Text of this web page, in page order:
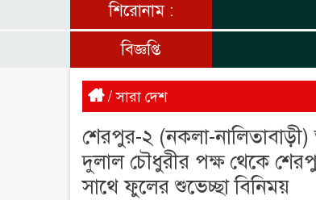
শিরোনাম :
বিজ্ঞপ্তি
/সারা দেশ
শেরপুর-২ (নকলা-
দুলাল চৌধুরীর পক্ষ থেকে
সাথে ফুলের শুভেচ্ছা বিনিময়